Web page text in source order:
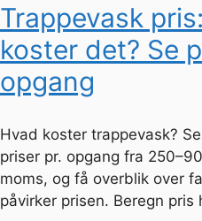
Trappevask
koster det? Se
opgang
Hvad koster trappevask?
priser pr. opgang fra
moms, og få overblik over
påvirker prisen. Beregn pris